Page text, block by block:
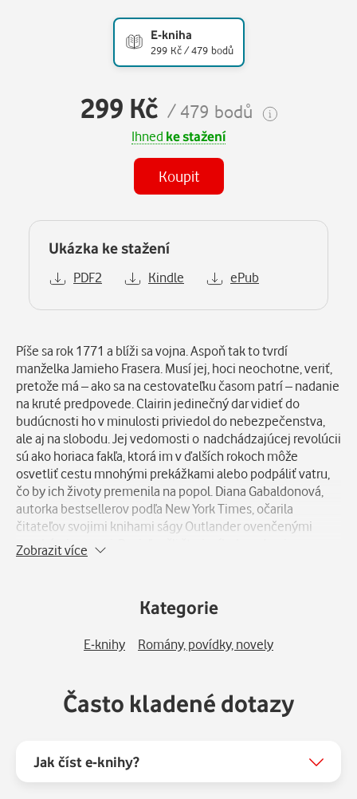
E-kniha
299 Kč / 479 bodů
299 Kč / 479 bodů
Ihned ke stažení
Koupit
Ukázka ke stažení
PDF2 Kindle ePub
Popis
Píše sa rok 1771 a blíži sa vojna. Aspoň tak to tvrdí
manželka Jamieho Frasera. Musí jej, hoci neochotne, veriť,
pretože má – ako sa na cestovateľku časom patrí – nadanie
na kruté predpovede. Clairin jedinečný dar vidieť do
budúcnosti ho v minulosti priviedol do nebezpečenstva,
ale aj na slobodu. Jej vedomosti o nadchádzajúcej revolúcii
sú ako horiaca fakľa, ktorá im v ďalších rokoch môže
osvetliť cestu mnohými prekážkami alebo podpáliť vatru,
čo by ich životy premenila na popol. Diana Gabaldonová,
autorka bestsellerov podľa New York Times, očarila
čitateľov svojimi knihami ságy Outlander ovenčenými
mnohými cenami. Dosiaľ vyšli štyri príbehy o Jamiem
Fraserovi, Škótovi z 18. storočia a jeho žene, Claire
nezameniteľným rozprávačským umením.
Zobrazit více
Kategorie
E-knihy Romány, povídky, novely
Často kladené dotazy
Jak číst e-knihy?